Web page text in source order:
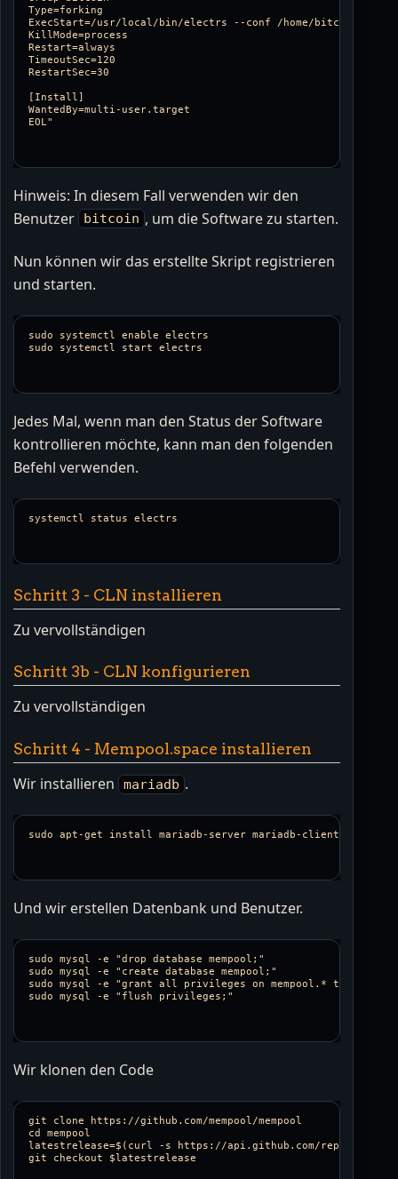
Type=forking
ExecStart=/usr/local/bin/electrs --conf /home/bitcoin/
KillMode=process
Restart=always
TimeoutSec=120
RestartSec=30
[Install]
WantedBy=multi-user.target
Hinweis: In diesem Fall verwenden wir den
Benutzer
bitcoin , um die Software zu starten.
Nun können wir das erstellte Skript registrieren
und starten.
sudo systemctl enable electrs
Jedes Mal, wenn man den Status der Software
kontrollieren möchte, kann man den folgenden
Befehl verwenden.
Schritt 3 - CLN installieren
Zu vervollständigen
Schritt 3b - CLN konfigurieren
Zu vervollständigen
Schritt 4 - Mempool.space installieren
Wir installieren mariadb .
Und wir erstellen Datenbank und Benutzer.
sudo mysql -e "drop database mempool;"
sudo mysql -e "create database mempool;"
sudo mysql -e "grant all privileges on mempool.* to
Wir klonen den Code
git clone https://github.com/mempool/mempool
cd mempool
latestrelease=$(curl -s https://api.github.com/repos/
git checkout $latestrelease